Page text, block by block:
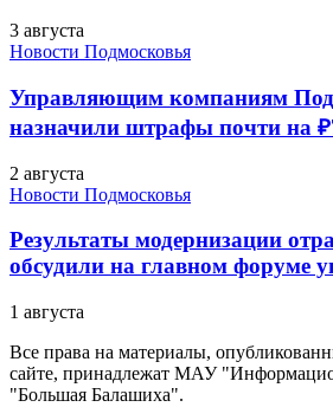
3 августа
Новости Подмосковья
Управляющим компаниям
назначили штрафы почти на
2 августа
Новости Подмосковья
Результаты модернизации
обсудили на главном форуме
1 августа
Все права на материалы,
сайте, принадлежат МАУ
"Большая Балашиха".